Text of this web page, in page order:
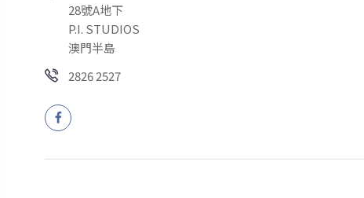
28號A地下
P.I. STUDIOS
澳門半島
2826 2527